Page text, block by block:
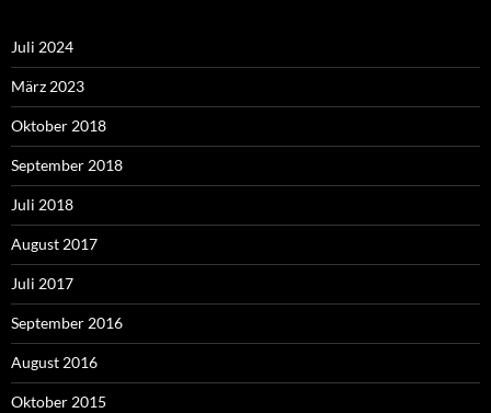
Juli 2024
März 2023
Oktober 2018
September 2018
Juli 2018
August 2017
Juli 2017
September 2016
August 2016
Oktober 2015